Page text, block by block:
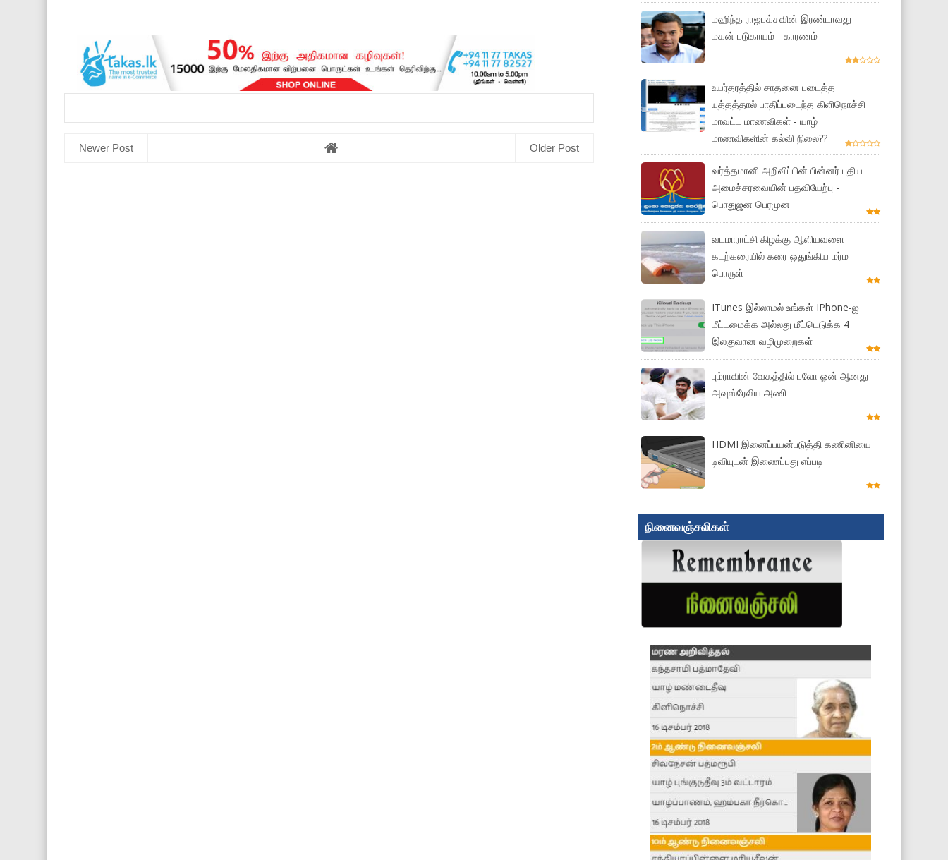
Newer Post Older Post
மஹிந்த ராஜபக்சவின் இரண்டாவது
மகன் படுகாயம் - காரணம்
உயர்தரத்தில் சாதனை படைத்த
யுத்தத்தால் பாதிப்படைந்த கிளிநொச்சி
மாவட்ட மாணவிகள் - யாழ்
மாணவிகளின் கல்வி நிலை??
வர்த்தமானி அறிவிப்பின் பின்னர் புதிய
அமைச்சரவையின் பதவியேற்பு -
பொதுஜன பெரமுன
வடமாராட்சி கிழக்கு ஆளியவளை
கடற்கரையில் கரை ஒதுங்கிய மர்ம
பொருள்
ITunes இல்லாமல் உங்கள் IPhone-ஐ
மீட்டமைக்க அல்லது மீட்டெடுக்க 4
இலகுவான வழிமுறைகள்
பும்ராவின் வேகத்தில் பலோ ஓன் ஆனது
அவுஸ்ரேலிய அணி
HDMI இனைப்பயன்படுத்தி கணினியை
டிவியுடன் இணைப்பது எப்படி
நினைவஞ்சலிகள்